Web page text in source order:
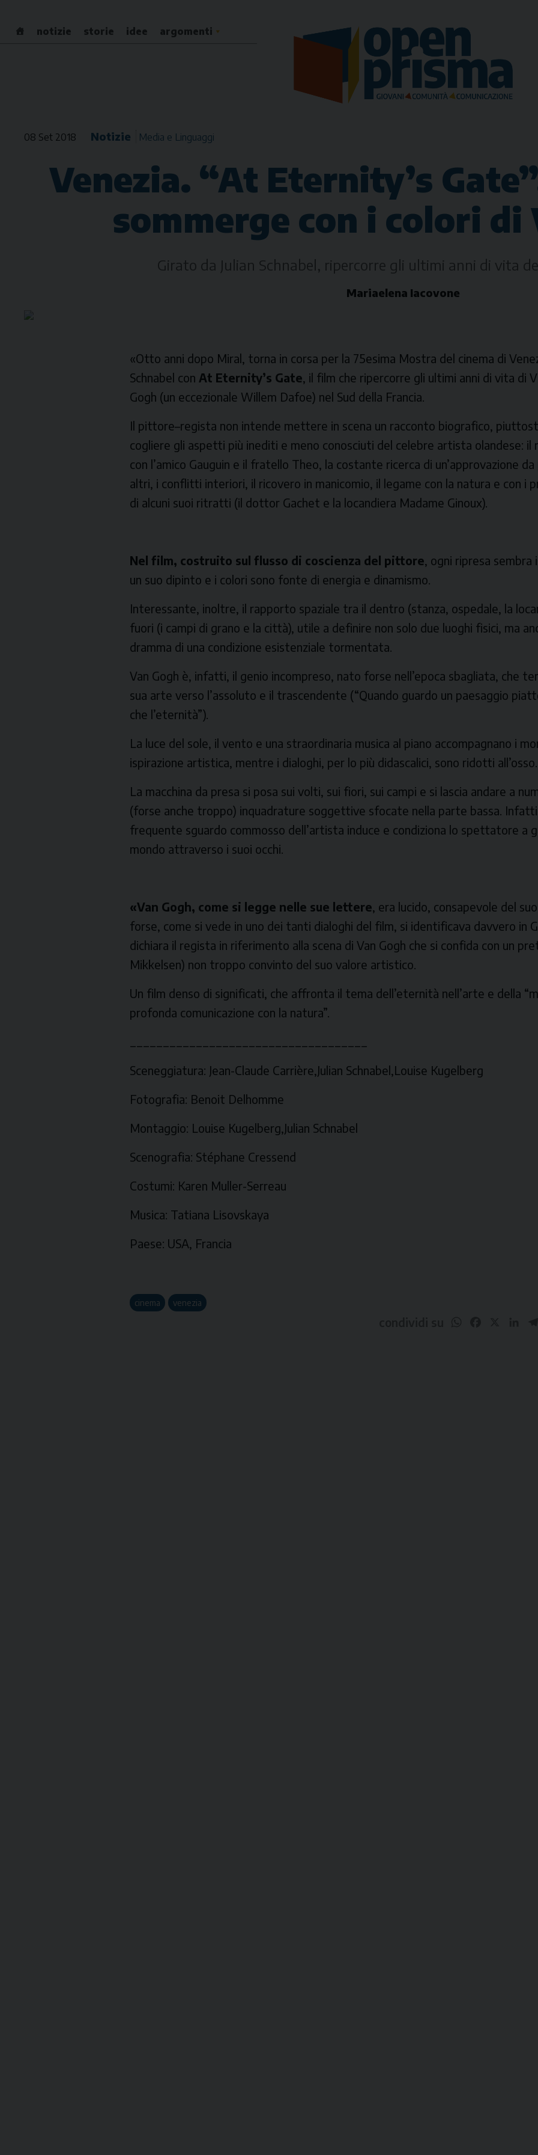
content
notizie storie idee argomenti
08 Set 2018 Notizie Media e Linguaggi
Venezia. “At Eternity’s
sommerge con i colori di
Girato da Julian Schnabel, ripercorre gli ultimi anni di vita
Mariaelena Iacovone
«Otto anni dopo Miral, torna in corsa per la 75esima Mostra del cinema di
Schnabel con At Eternity’s Gate, il film che ripercorre gli ultimi anni di vita di
Gogh (un eccezionale Willem Dafoe) nel Sud della Francia.
Il pittore–regista non intende mettere in scena un racconto biografico,
cogliere gli aspetti più inediti e meno conosciuti del celebre artista olandese: il
con l’amico Gauguin e il fratello Theo, la costante ricerca di un’approvazione
altri, i conflitti interiori, il ricovero in manicomio, il legame con la natura e con i
di alcuni suoi ritratti (il dottor Gachet e la locandiera Madame Ginoux).
Nel film, costruito sul flusso di coscienza del pittore, ogni ripresa sembra
un suo dipinto e i colori sono fonte di energia e dinamismo.
Interessante, inoltre, il rapporto spaziale tra il dentro (stanza, ospedale, la
fuori (i campi di grano e la città), utile a definire non solo due luoghi fisici, ma
dramma di una condizione esistenziale tormentata.
Van Gogh è, infatti, il genio incompreso, nato forse nell’epoca sbagliata, che
sua arte verso l’assoluto e il trascendente (“Quando guardo un paesaggio
che l’eternità”).
La luce del sole, il vento e una straordinaria musica al piano accompagnano i
ispirazione artistica, mentre i dialoghi, per lo più didascalici, sono ridotti all’osso.
La macchina da presa si posa sui volti, sui fiori, sui campi e si lascia andare a
(forse anche troppo) inquadrature soggettive sfocate nella parte bassa.
frequente sguardo commosso dell’artista induce e condiziona lo spettatore a
mondo attraverso i suoi occhi.
«Van Gogh, come si legge nelle sue lettere, era lucido, consapevole del
forse, come si vede in uno dei tanti dialoghi del film, si identificava davvero in
dichiara il regista in riferimento alla scena di Van Gogh che si confida con un
Mikkelsen) non troppo convinto del suo valore artistico.
Un film denso di significati, che affronta il tema dell’eternità nell’arte e della
profonda comunicazione con la natura”.
Sceneggiatura: Jean-Claude Carrière,Julian Schnabel,Louise Kugelberg
Fotografia: Benoit Delhomme
Montaggio: Louise Kugelberg,Julian Schnabel
Scenografia: Stéphane Cressend
Costumi: Karen Muller-Serreau
Musica: Tatiana Lisovskaya
Paese: USA, Francia
cinema venezia